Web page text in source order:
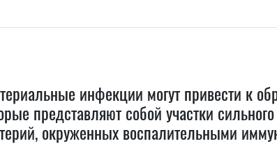
инфекции могут привести к
представляют собой участки
окруженных воспалительными